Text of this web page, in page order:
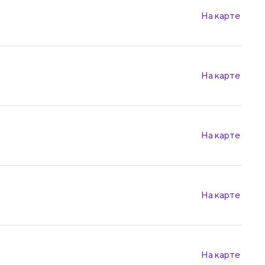
На карте
На карте
На карте
На карте
На карте